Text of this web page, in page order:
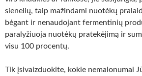
sienelių, taip mažindami nuotėkų
bėgant ir nenaudojant fermentinių
paralyžiuoja nuotėkų pratekėjimą ir
visu 100 procentų.
Tik įsivaizduokite, kokie nemalonumai